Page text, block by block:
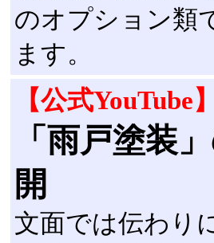
のオプション類
ます。
【公式YouTube】
「雨戸塗装
開
文面では伝わり